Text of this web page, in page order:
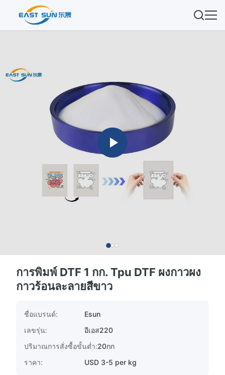
การพิมพ์ DTF 1 กก. Tpu DTF ผงกาวผง
กาวร้อนละลายสีขาว
ชื่อแบรนด์:
Esun
เลขรุ่น:
อีเอส220
ปริมาณการสั่งซื้อขั้นต่ำ:20กก
ราคา:
USD 3-5 per kg